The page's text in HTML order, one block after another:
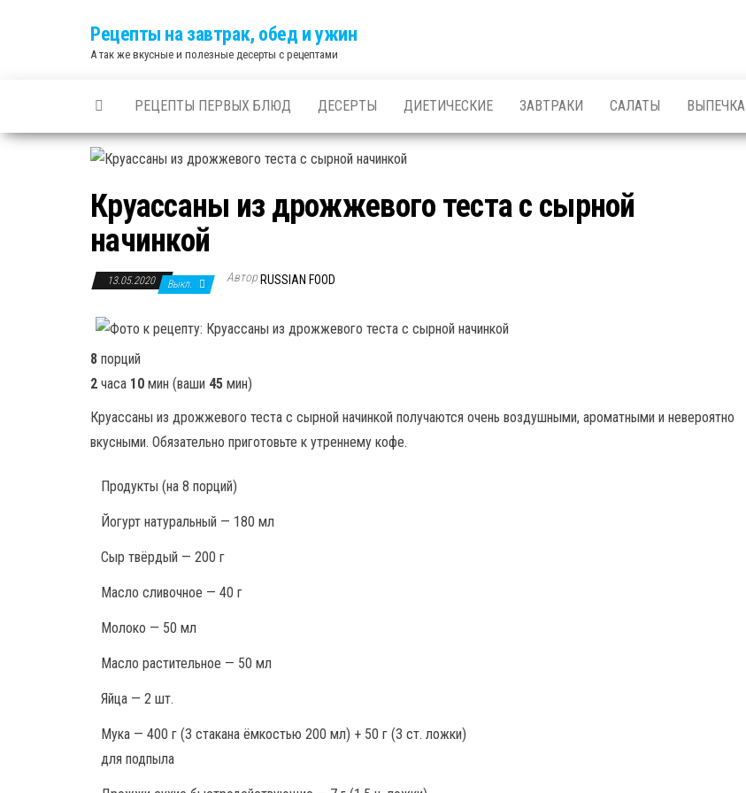
Рецепты на завтрак, обед и ужин
А так же вкусные и полезные десерты с рецептами
РЕЦЕПТЫ ПЕРВЫХ БЛЮД ДЕСЕРТЫ ДИЕТИЧЕСКИЕ ЗАВТРАКИ САЛАТЫ ВЫПЕЧКА
Круассаны из дрожжевого теста с сырной
начинкой
13.05.2020 Выкл. Автор RUSSIAN FOOD
8 порций
2 часа 10 мин (ваши 45 мин)
Круассаны из дрожжевого теста с сырной начинкой получаются очень воздушными, ароматными и невероятно
вкусными. Обязательно приготовьте к утреннему кофе.
Продукты (на 8 порций)
Йогурт натуральный — 180 мл
Сыр твёрдый — 200 г
Масло сливочное — 40 г
Молоко — 50 мл
Масло растительное — 50 мл
Яйца — 2 шт.
Мука — 400 г (3 стакана ёмкостью 200 мл) + 50 г (3 ст. ложки)
для подпыла